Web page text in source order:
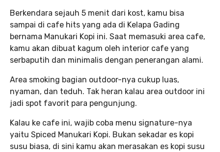
Berkendara sejauh 5 menit dari kost, kamu bisa
sampai di cafe hits yang ada di Kelapa Gading
bernama Manukari Kopi ini. Saat memasuki area cafe,
kamu akan dibuat kagum oleh interior cafe yang
serbaputih dan minimalis dengan penerangan alami.
Area smoking bagian outdoor-nya cukup luas,
nyaman, dan teduh. Tak heran kalau area outdoor ini
jadi spot favorit para pengunjung.
Kalau ke cafe ini, wajib coba menu signature-nya
yaitu Spiced Manukari Kopi. Bukan sekadar es kopi
susu biasa, di sini kamu akan merasakan es kopi susu